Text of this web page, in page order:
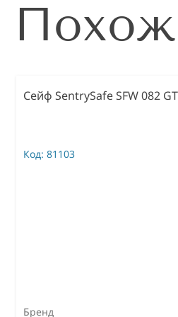
Сейф SentrySafe SFW 082
Код: 81103
Бренд